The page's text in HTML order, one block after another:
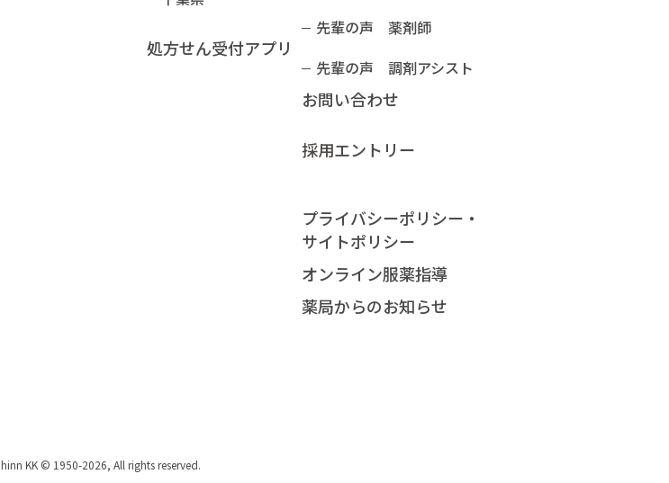
処方せん受付アプリ
先輩の声 薬剤師
先輩の声 調剤アシスト
お問い合わせ
採用エントリー
プライバシーポリシー・
サイトポリシー
オンライン服薬指導​
薬局からのお知らせ
KK © 1950-2026, All rights reserved.